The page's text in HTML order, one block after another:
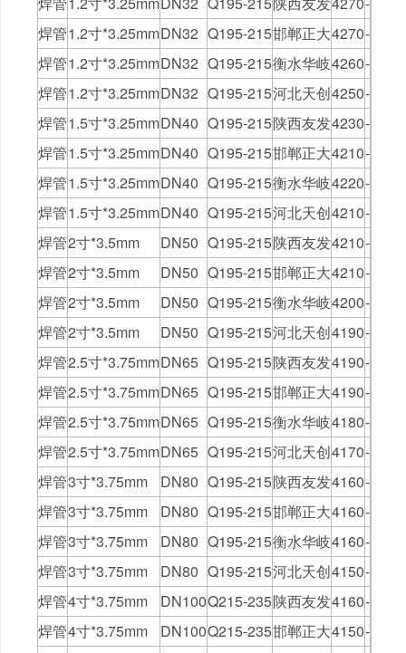
焊管1.2寸*3.25mmDN32 Q195-215邯郸正大4270-
焊管1.2寸*3.25mmDN32 Q195-215衡水华岐4260-
焊管1.2寸*3.25mmDN32 Q195-215河北天创4250-
焊管1.5寸*3.25mmDN40 Q195-215陕西友发4230-
焊管1.5寸*3.25mmDN40 Q195-215邯郸正大4210-
焊管1.5寸*3.25mmDN40 Q195-215衡水华岐4220-
焊管1.5寸*3.25mmDN40 Q195-215河北天创4210-
焊管2寸*3.5mm DN50 Q195-215陕西友发4210-
焊管2寸*3.5mm DN50 Q195-215邯郸正大4210-
焊管2寸*3.5mm DN50 Q195-215衡水华岐4200-
焊管2寸*3.5mm DN50 Q195-215河北天创4190-
焊管2.5寸*3.75mmDN65 Q195-215陕西友发4190-
焊管2.5寸*3.75mmDN65 Q195-215邯郸正大4190-
焊管2.5寸*3.75mmDN65 Q195-215衡水华岐4180-
焊管2.5寸*3.75mmDN65 Q195-215河北天创4170-
焊管3寸*3.75mm DN80 Q195-215陕西友发4160-
焊管3寸*3.75mm DN80 Q195-215邯郸正大4160-
焊管3寸*3.75mm DN80 Q195-215衡水华岐4160-
焊管3寸*3.75mm DN80 Q195-215河北天创4150-
焊管4寸*3.75mm DN100Q215-235陕西友发4160-
焊管4寸*3.75mm DN100Q215-235邯郸正大4150-